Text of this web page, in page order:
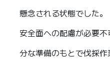
懸念される状態でした。
安全面への配慮が必要
分な準備のもとで伐採作